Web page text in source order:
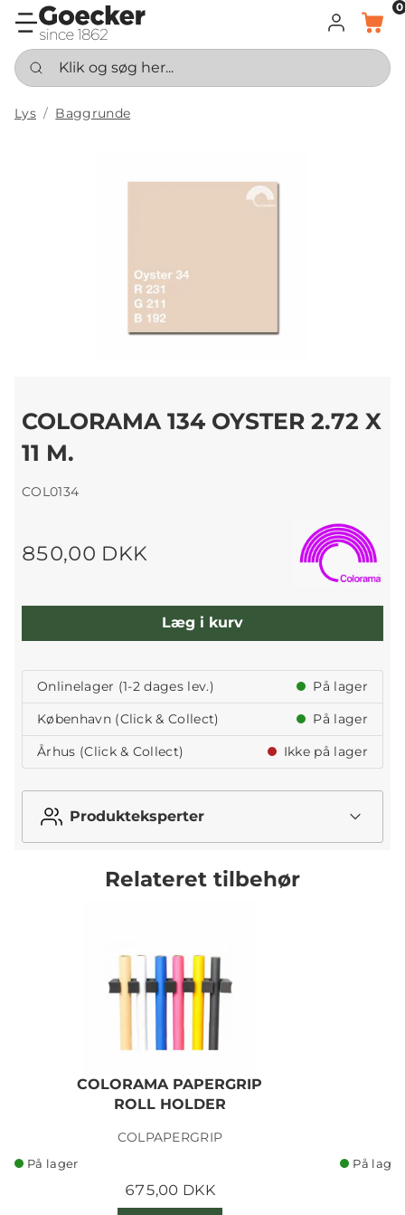
LOG INDKURV
0
Klik og søg her...
Lys Baggrunde
COLORAMA 134 OYSTER 2.72 X
11 M.
COL0134
850,00 DKK
Læg i kurv
Onlinelager (1-2 dages lev.)
På lager
København (Click & Collect)
På lager
Århus (Click & Collect)
Ikke på lager
Produkteksperter
Relateret tilbehør
COLORAMA PAPERGRIP
ROLL HOLDER
COLPAPERGRIP
På lager
675,00 DKK
På lager